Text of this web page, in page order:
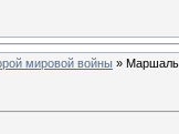
мировой войны »